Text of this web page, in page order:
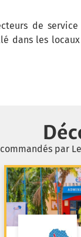
de
dans les locaux
par